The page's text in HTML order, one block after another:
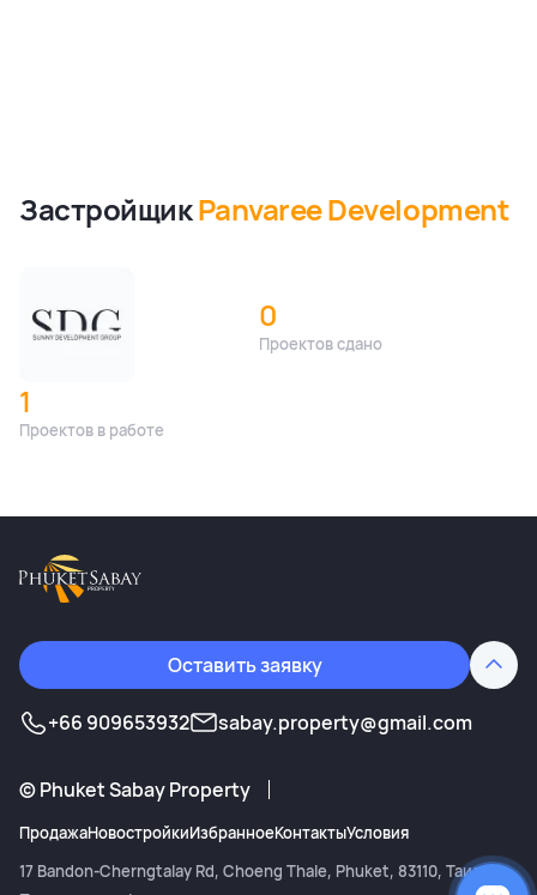
ЗастройщикPanvaree Development
0
Проектов сдано
1
Проектов в работе
Оставить заявку
+66 909653932 sabay.property@gmail.com
©Phuket Sabay Property
ПродажаНовостройкиИзбранноеКонтактыУсловия
17 Bandon-Cherngtalay Rd, Choeng Thale, Phuket, 83110, Таиланд